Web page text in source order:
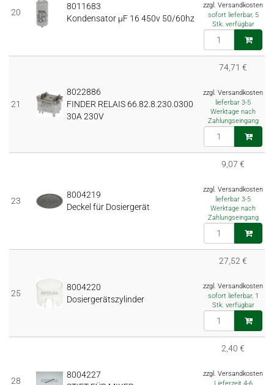
20
8011683
Kondensator µF 16 450v 50/60hz
zzgl. Versandkosten
sofort lieferbar, 5
Stk. verfügbar
21
8022886
FINDER RELAIS 66.82.8.230.0300
30A 230V
74,71 €
zzgl. Versandkosten
lieferbar 3-5
Werktage nach
Zahlungseingang
23
8004219
Deckel für Dosiergerät
9,07 €
zzgl. Versandkosten
lieferbar 3-5
Werktage nach
Zahlungseingang
25
8004220
Dosiergerätszylinder
27,52 €
zzgl. Versandkosten
sofort lieferbar, 1
Stk. verfügbar
28
8004227
2,40 €
zzgl. Versandkosten